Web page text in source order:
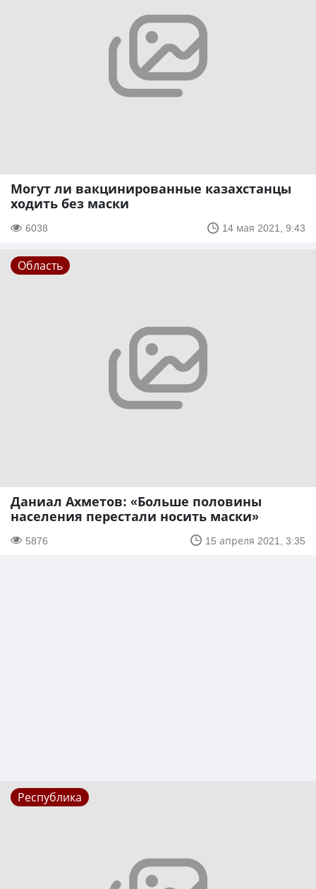
Могут ли вакцинированные казахстанцы
ходить без маски
6038 14 мая 2021, 9:43
Область
Даниал Ахметов: «Больше половины
населения перестали носить маски»
5876 15 апреля 2021, 3:35
Республика